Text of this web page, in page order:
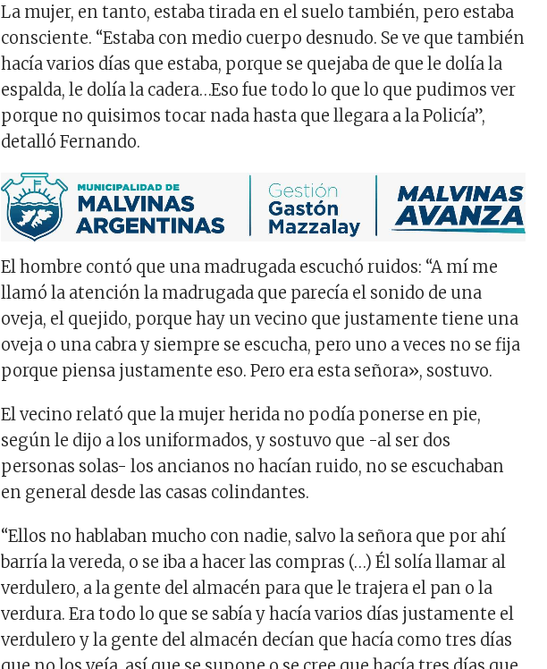
La mujer, en tanto, estaba tirada en el suelo también, pero estaba
consciente. “Estaba con medio cuerpo desnudo. Se ve que también
hacía varios días que estaba, porque se quejaba de que le dolía la
espalda, le dolía la cadera…Eso fue todo lo que lo que pudimos ver
porque no quisimos tocar nada hasta que llegara a la Policía”,
detalló Fernando.
El hombre contó que una madrugada escuchó ruidos: “A mí me
llamó la atención la madrugada que parecía el sonido de una
oveja, el quejido, porque hay un vecino que justamente tiene una
oveja o una cabra y siempre se escucha, pero uno a veces no se fija
porque piensa justamente eso. Pero era esta señora», sostuvo.
El vecino relató que la mujer herida no podía ponerse en pie,
según le dijo a los uniformados, y sostuvo que -al ser dos
personas solas- los ancianos no hacían ruido, no se escuchaban
en general desde las casas colindantes.
“Ellos no hablaban mucho con nadie, salvo la señora que por ahí
barría la vereda, o se iba a hacer las compras (…) Él solía llamar al
verdulero, a la gente del almacén para que le trajera el pan o la
verdura. Era todo lo que se sabía y hacía varios días justamente el
verdulero y la gente del almacén decían que hacía como tres días